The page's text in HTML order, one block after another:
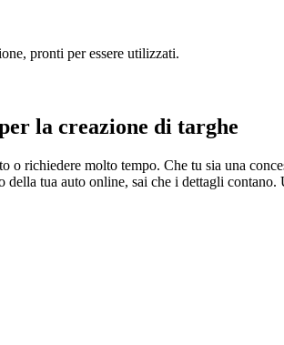
pronti per essere utilizzati.
la creazione di targhe
o richiedere molto tempo. Che tu sia una
tua auto online, sai che i dettagli